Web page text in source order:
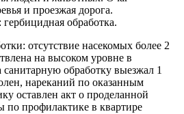
и проезжая дорога.
обработка.
отсутствие насекомых более 2
на высоком уровне в
обработку выезжал 1
нареканий по оказанным
оставлен акт о проделанной
по профилактике в квартире